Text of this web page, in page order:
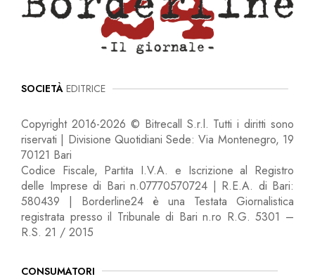
SOCIETÀ EDITRICE
Copyright 2016-2026 © Bitrecall S.r.l. Tutti i diritti sono
riservati | Divisione Quotidiani Sede: Via Montenegro, 19
70121 Bari
Codice Fiscale, Partita I.V.A. e Iscrizione al Registro
delle Imprese di Bari n.07770570724 | R.E.A. di Bari:
580439 | Borderline24 è una Testata Giornalistica
registrata presso il Tribunale di Bari n.ro R.G. 5301 –
R.S. 21 / 2015
CONSUMATORI